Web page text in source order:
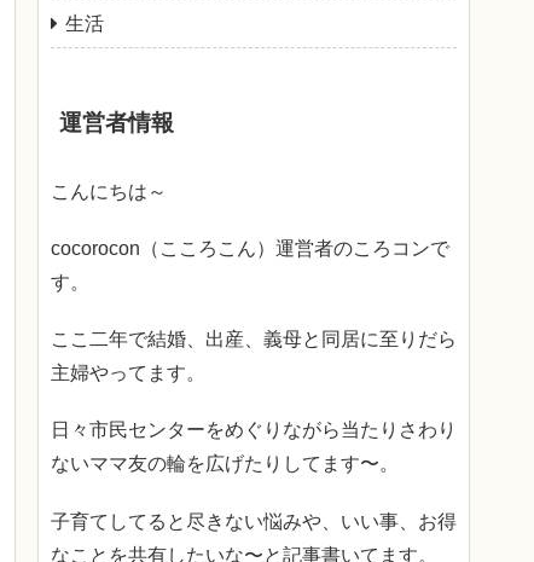
生活
運営者情報
こんにちは～
cocorocon（こころこん）運営者のころコンで
す。
ここ二年で結婚、出産、義母と同居に至りだら
主婦やってます。
日々市民センターをめぐりながら当たりさわり
ないママ友の輪を広げたりしてます〜。
子育てしてると尽きない悩みや、いい事、お得
なことを共有したいな〜と記事書いてます。